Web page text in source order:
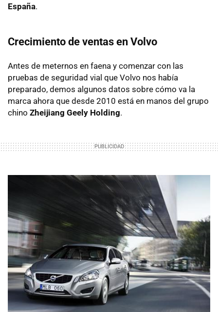
España.
Crecimiento de ventas en Volvo
Antes de meternos en faena y comenzar con las
pruebas de seguridad vial que Volvo nos había
preparado, demos algunos datos sobre cómo va la
marca ahora que desde 2010 está en manos del grupo
chino Zheijiang Geely Holding.